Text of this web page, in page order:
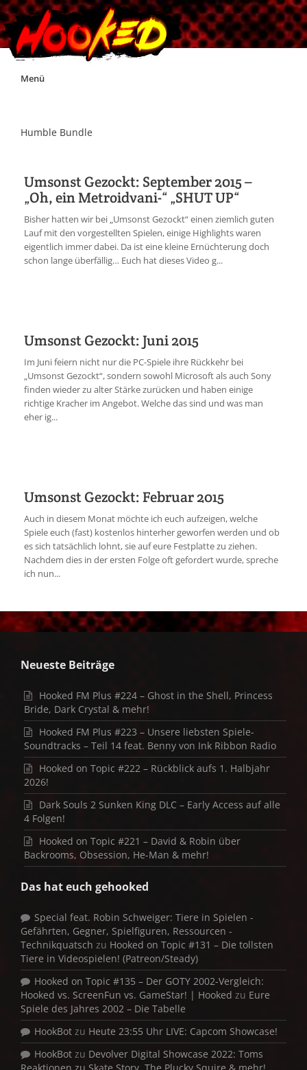
Skip
Menü
Impressum
Jobs
Humble Bundle
Umsonst Gezockt: September 2015 –
„Oh, ein Metroidvani-“ „SHUT UP“
Bisher hatten wir bei „Umsonst Gezockt“ einen ziemlich guten
Lauf mit den vorgestellten Spielen, einige Highlights waren
eigentlich immer dabei. Da ist eine kleine Ernüchterung doch
schon lange überfällig… Euch hat dieses Video g...
Umsonst Gezockt: Juni 2015
Im Juni feiern nicht nur die PC-Spiele ihre Rückkehr bei
„Umsonst Gezockt“, sondern sowohl Microsoft als auch Sony
finden wieder zu alter Stärke zurücken und haben einige
richtige Kracher im Angebot. Welche das sind und was man
eher ig...
Umsonst Gezockt: Februar 2015
Auch in diesem Monat möchte ich euch aufzeigen, welche
Spiele euch (fast) kostenlos hinterher geworfen werden und ob
es sich tatsächlich lohnt, sie auf eure Festplatte zu ziehen.
Nachdem dies in der ersten Folge oft gefordert wurde, spreche
ich nun...
Neueste Beiträge
Hooked FM Plus #224 – Ghost in the Shell, Princess
Bride, Dark Crystal & mehr!
Hooked FM Plus #223 – Unsere liebsten Spiele-
Soundtracks – Teil 14 feat. Benny von Ink Ribbon Radio
Hooked on Topic #222 – Rückblick aufs 1. Halbjahr
2026!
Dark Souls 2 Sunken King DLC – Early Access auf alle
4 Folgen!
Hooked on Topic #221 – David & Robin über
Backrooms, Obsession, He-Man & mehr!
Das hat euch gehooked
Special feat. Robin Schweiger: Tiere in Spielen -
Gefährten, Gegner, Spielfiguren, Ressourcen -
Technikquatsch zu Hooked on Topic #131 – Die tollsten
Tiere in Videospielen! (Patreon/Steady)
Hooked on Topic #135 – Der GOTY 2002-Vergleich:
Hooked vs. ScreenFun vs. GameStar! | Hooked zu Eure
Spiele des Jahres 2002 – Die Tabelle
HookBot zu Heute 23:55 Uhr LIVE: Capcom Showcase!
HookBot zu Devolver Digital Showcase 2022: Toms